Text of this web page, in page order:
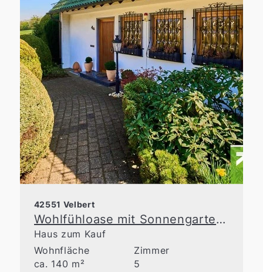
42551 Velbert
Wohlfühloase mit Sonnengarten in Toplage von Velbert
Haus zum Kauf
Wohnfläche
ca. 140 m²
Zimmer
5